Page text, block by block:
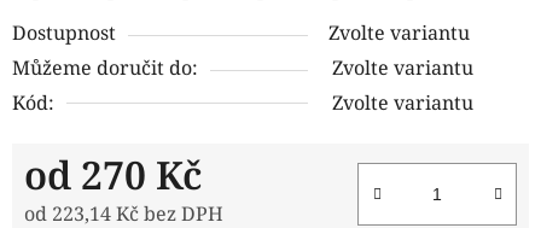
Dostupnost
Zvolte variantu
Můžeme doručit do:
Zvolte variantu
Kód:
Zvolte variantu
od 270 Kč
od 223,14 Kčbez DPH